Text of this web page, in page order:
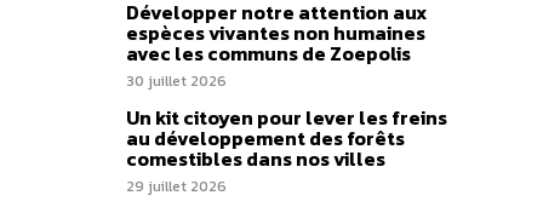
Développer notre attention aux
espèces vivantes non humaines
avec les communs de Zoepolis
30 juillet 2026
Un kit citoyen pour lever les freins
au développement des forêts
comestibles dans nos villes
29 juillet 2026